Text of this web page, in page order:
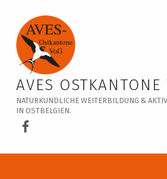
Veranstaltungskalender – AVES Ostkantone VoG
AVES OSTKANTONE
NATURKUNDLICHE WEITERBILDUNG &
IN OSTBELGIEN.
AVES Ostkantone bei